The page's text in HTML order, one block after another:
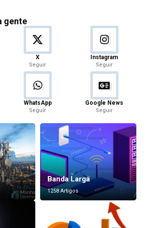
gente
X
Seguir
Instagram
Seguir
WhatsApp
Seguir
Google News
Seguir
Banda Larga
1258 Artigos